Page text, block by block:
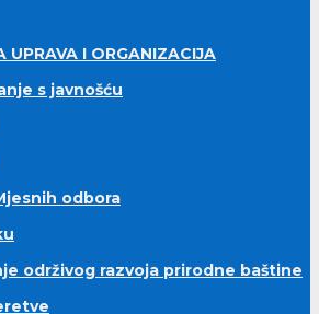
UPRAVA I ORGANIZACIJA
s javnošću
odbora
održivog razvoja prirodne baštine